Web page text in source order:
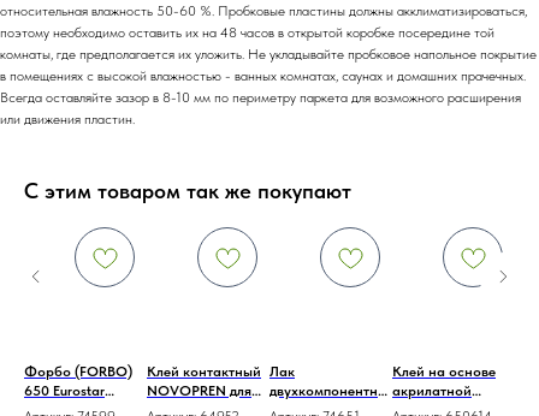
относительная влажность 50-60 %. Пробковые пластины должны акклиматизироваться,
поэтому необходимо оставить их на 48 часов в открытой коробке посередине той
комнаты, где предполагается их уложить. Не укладывайте пробковое напольное покрытие
в помещениях с высокой влажностью - ванных комнатах, саунах и домашних прачечных.
Всегда оставляйте зазор в 8-10 мм по периметру паркета для возможного расширения
или движения пластин.
С этим товаром так же покупают
Форбо (FORBO)
650 Eurostar
Fastcol водно-
Клей контактный
NOVOPREN для
пробкового
Лак
двухкомпонентны
й для пробковых
Клей на основе
акрилатной
дисперсии